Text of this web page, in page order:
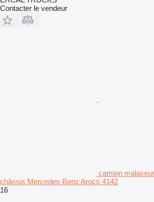
Contacter le vendeur
camion
châssis Mercedes-Benz Arocs 4142
16